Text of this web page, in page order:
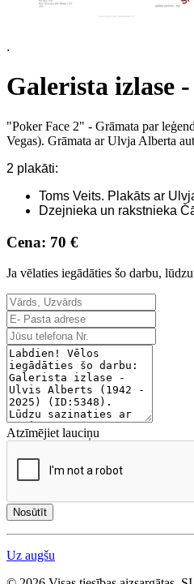
.
Galerista izlase
"Poker Face 2" - Grāmata par
Vegas). Grāmata ar Ulvja Alberta
2 plakāti:
Toms Veits. Plakāts ar
Dzejnieka un rakstnieka
Cena: 70 €
Ja vēlaties iegādāties šo darbu,
Atzīmējiet lauciņu
Nosūtīt
Uz augšu